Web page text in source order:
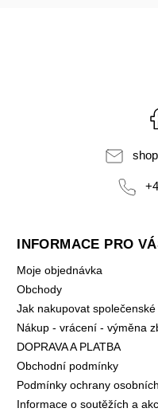
shop
INFORMACE PRO
Moje objednávka
Obchody
Jak nakupovat společenské
Nákup - vrácení - výměna
DOPRAVA A PLATBA
Obchodní podmínky
Podmínky ochrany
Informace o soutěžích a